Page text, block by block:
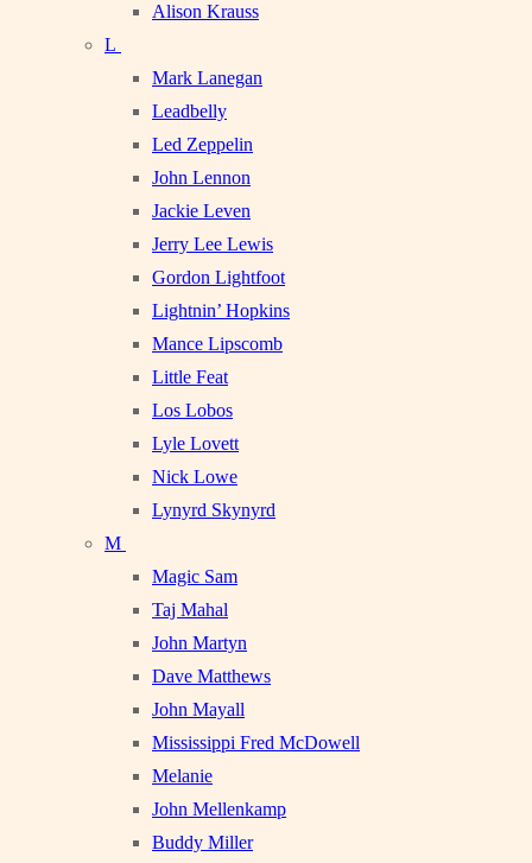
Alison Krauss
L
Mark Lanegan
Leadbelly
Led Zeppelin
John Lennon
Jackie Leven
Jerry Lee Lewis
Gordon Lightfoot
Lightnin’ Hopkins
Mance Lipscomb
Little Feat
Los Lobos
Lyle Lovett
Nick Lowe
Lynyrd Skynyrd
M
Magic Sam
Taj Mahal
John Martyn
Dave Matthews
John Mayall
Mississippi Fred McDowell
Melanie
John Mellenkamp
Buddy Miller